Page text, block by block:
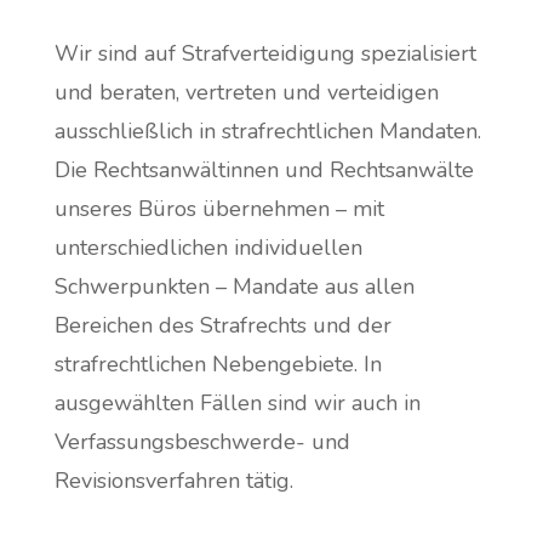
Wir sind auf Strafverteidigung spezialisiert
und beraten, vertreten und verteidigen
ausschließlich in strafrechtlichen Mandaten.
Die Rechtsanwältinnen und Rechtsanwälte
unseres Büros übernehmen – mit
unterschiedlichen individuellen
Schwerpunkten – Mandate aus allen
Bereichen des Strafrechts und der
strafrechtlichen Nebengebiete. In
ausgewählten Fällen sind wir auch in
Verfassungsbeschwerde- und
Revisionsverfahren tätig.